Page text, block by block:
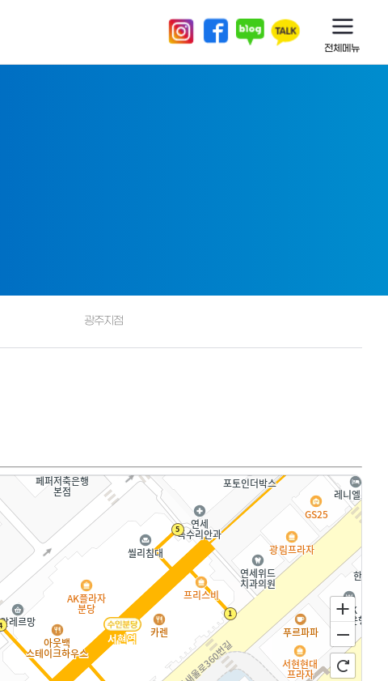
전체메뉴
광주지점